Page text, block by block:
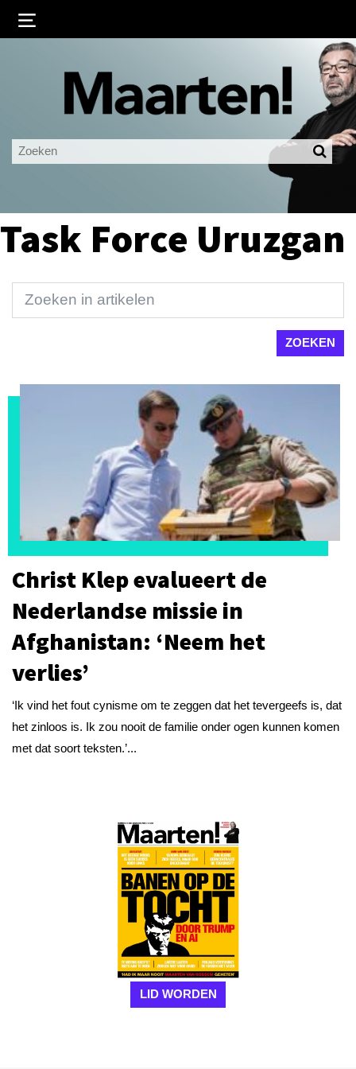
Ingelogd blijven
LOGIN
Task Force Uruzgan
Christ Klep evalueert de
Nederlandse missie in
Afghanistan: ‘Neem het
verlies’
‘Ik vind het fout cynisme om te zeggen dat het tevergeefs is, dat
het zinloos is. Ik zou nooit de familie onder ogen kunnen komen
met dat soort teksten.’...
LID WORDEN